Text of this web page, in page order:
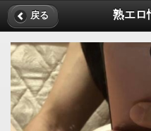
戻る 熟エロ